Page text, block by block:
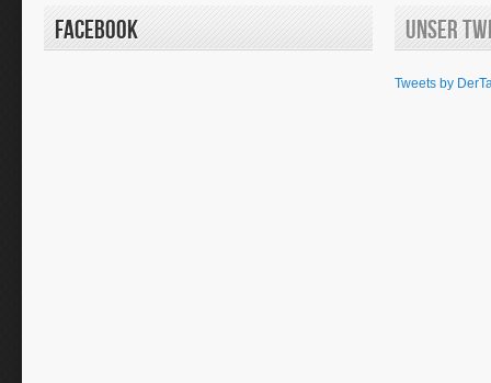
Facebook Unser
Tweets by